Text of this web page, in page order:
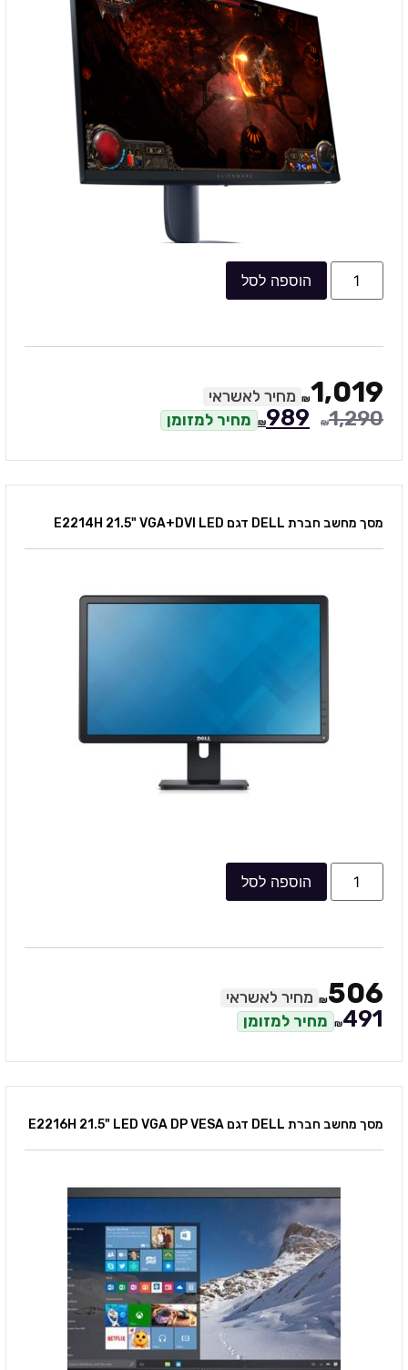
הוספה לסל
₪ 1,019 מחיר לאשראי
₪1,290
₪989 מחיר למזומן
מסך מחשב חברת DELL דגם E2214H 21.5" VGA+DVI LED
הוספה לסל
₪506 מחיר לאשראי
₪491 מחיר למזומן
מסך מחשב חברת DELL דגם E2216H 21.5" LED VGA DP VESA